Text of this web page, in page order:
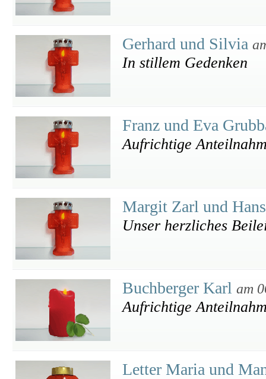
Gerhard und Silvia
In stillem Gedenken
Franz und Eva
Aufrichtige
Margit Zarl und
Unser herzliches
Buchberger Karl am
Aufrichtige
Letter Maria und